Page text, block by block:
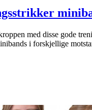
med disse gode
i forskjellige